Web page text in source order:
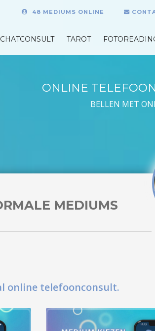
48 MEDIUMS ONLINE
CHATCONSULT TAROT
ONLINE
BELLEN MET
MEDIUMS
online telefoonconsult.